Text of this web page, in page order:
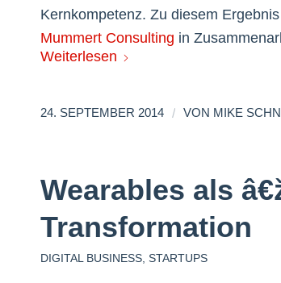
Kernkompetenz. Zu diesem
Mummert Consulting in
Weiterlesen
24. SEPTEMBER 2014 / VON MIKE
Wearables als
Transformation
DIGITAL BUSINESS STARTUPS